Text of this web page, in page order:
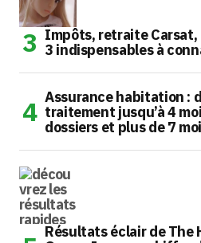
Impôts, retraite Carsat,
3 indispensables à
Assurance habitation :
traitement jusqu’à 4
dossiers et plus de 7
Résultats éclair de The